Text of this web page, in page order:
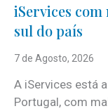
iServices com
sul do país
7 de Agosto, 2026
A iServices está
Portugal, com